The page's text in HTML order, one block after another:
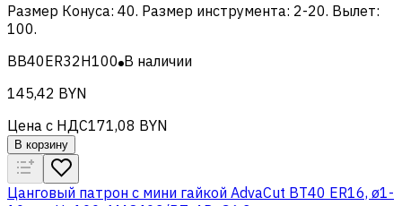
Размер Конуса: 40. Размер инструмента: 2-20. Вылет:
100.
BB40ER32H100 В наличии
145,42 BYN
Цена с НДС171,08 BYN
В корзину
Цанговый патрон c мини гайкой AdvaCut BT40 ER16, ø1-